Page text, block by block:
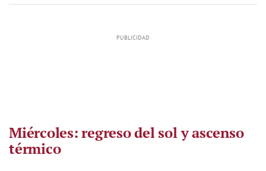
Miércoles: regreso del sol y ascenso
térmico